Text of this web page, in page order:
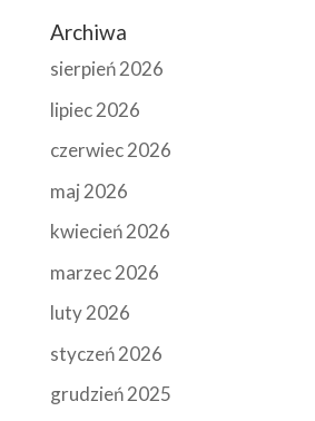
Archiwa
sierpień 2026
lipiec 2026
czerwiec 2026
maj 2026
kwiecień 2026
marzec 2026
luty 2026
styczeń 2026
grudzień 2025